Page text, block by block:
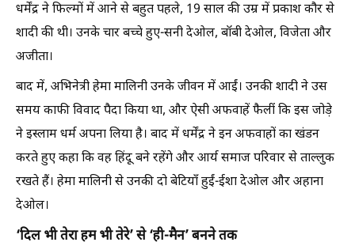
धर्मेंद्र ने फिल्मों में आने से बहुत पहले, 19 साल की उम्र में प्रकाश कौर से
शादी की थी। उनके चार बच्चे हुए-सनी देओल, बॉबी देओल, विजेता और
अजीता।
बाद में, अभिनेत्री हेमा मालिनी उनके जीवन में आईं। उनकी शादी ने उस
समय काफी विवाद पैदा किया था, और ऐसी अफवाहें फैलीं कि इस जोड़े
ने इस्लाम धर्म अपना लिया है। बाद में धर्मेंद्र ने इन अफवाहों का खंडन
करते हुए कहा कि वह हिंदू बने रहेंगे और आर्य समाज परिवार से ताल्लुक
रखते हैं। हेमा मालिनी से उनकी दो बेटियाँ हुईं-ईशा देओल और अहाना
देओल।
‘दिल भी तेरा हम भी तेरे’ से ‘ही-मैन’ बनने तक